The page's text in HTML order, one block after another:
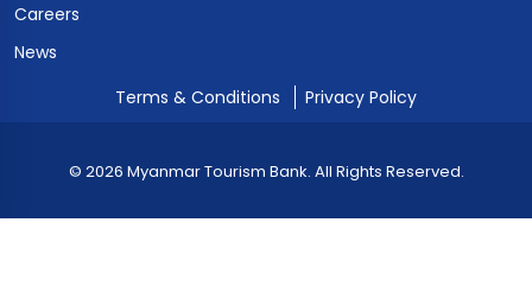
Careers
News
Terms & Conditions Privacy Policy
© 2026 Myanmar Tourism Bank. All Rights Reserved.